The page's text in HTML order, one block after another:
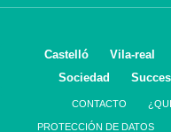
Castelló Vila-real
Sociedad
CONTACTO
PROTECCIÓN DE DATOS